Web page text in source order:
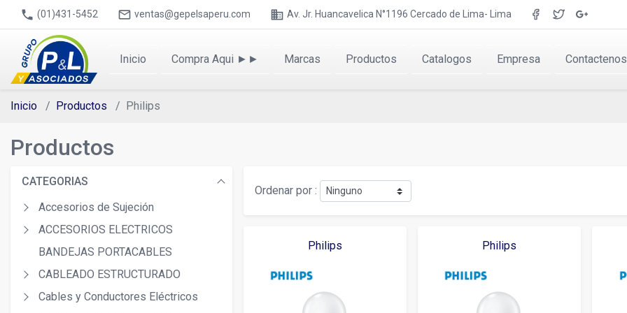
phone (01)431-5452 mail_outline ventas@gepelsaperu.com business Av. Jr. Huancavelica N°1196 Cercado de Lima- Lima
Inicio Compra Aqui ►► Marcas Productos Catalogos Empresa Contactenos
Inicio Productos Philips
Productos
CATEGORIAS
Accesorios de Sujeción
ACCESORIOS ELECTRICOS
BANDEJAS PORTACABLES
CABLEADO ESTRUCTURADO
Cables y Conductores Eléctricos
Ordenar por :
Philips Philips